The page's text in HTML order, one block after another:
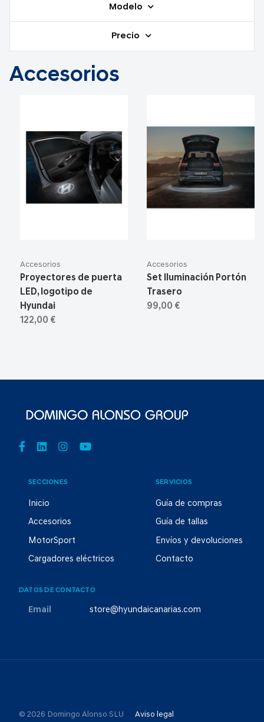
Modelo
Precio
Accesorios
Accesorios
Proyectores de puerta
LED, logotipo de
Hyundai
122,00 €
Accesorios
Set Iluminación Portón
Trasero
99,00 €
SECCIONES
Inicio
Accesorios
MotorSport
Cargadores eléctricos
SERVICIOS
Guía de compras
Guía de tallas
Envíos y devoluciones
Contacto
DATOS DE CONTACTO
Email store@hyundaicanarias.com
© 2026 Domingo Alonso SLU Aviso legal